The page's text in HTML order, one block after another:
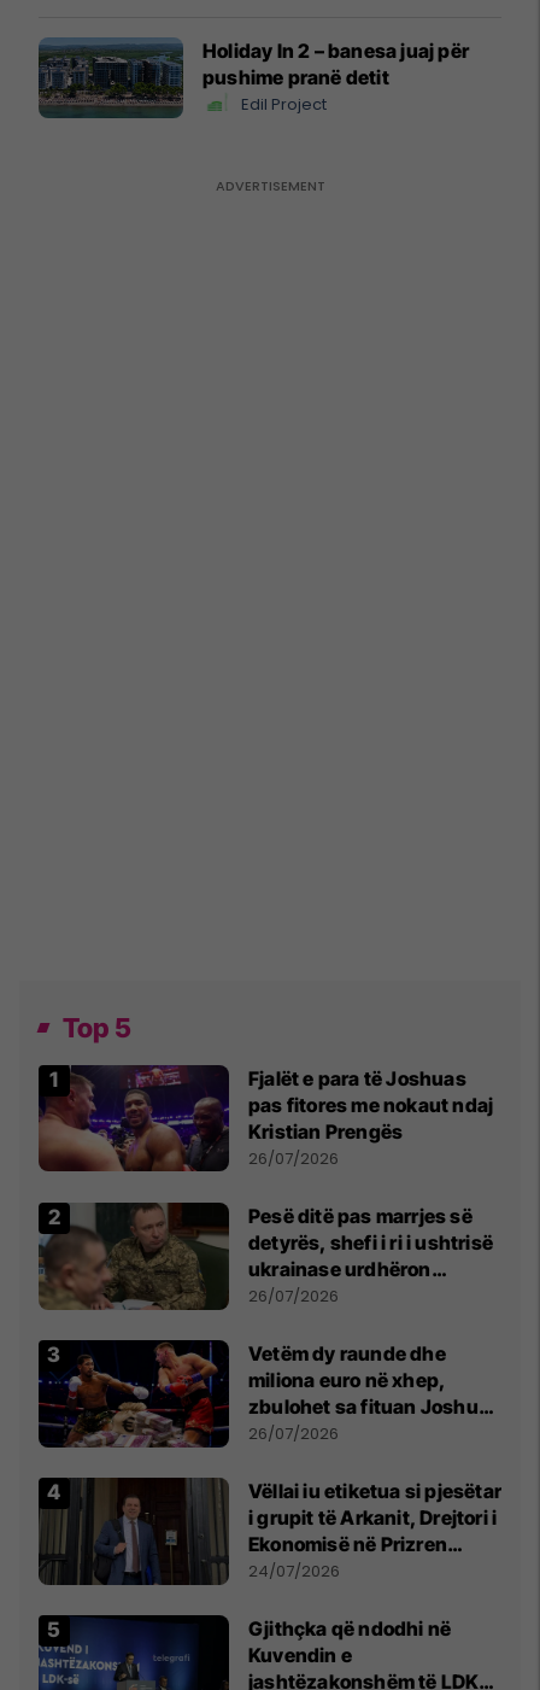
Holiday In 2 – banesa juaj për
pushime pranë detit
Edil Project
Top 5
Fjalët e para të Joshuas
pas fitores me nokaut ndaj
Kristian Prengës
26/07/2026
Pesë ditë pas marrjes së
detyrës, shefi i ri i ushtrisë
ukrainase urdhëron
kontroll të madh
26/07/2026
Vetëm dy raunde dhe
miliona euro në xhep,
zbulohet sa fituan Joshua
e Prenga
26/07/2026
Vëllai iu etiketua si pjesëtar
i grupit të Arkanit, Drejtori i
Ekonomisë në Prizren
mohon pretendimet
24/07/2026
Gjithçka që ndodhi në
Kuvendin e
jashtëzakonshëm të LDK-